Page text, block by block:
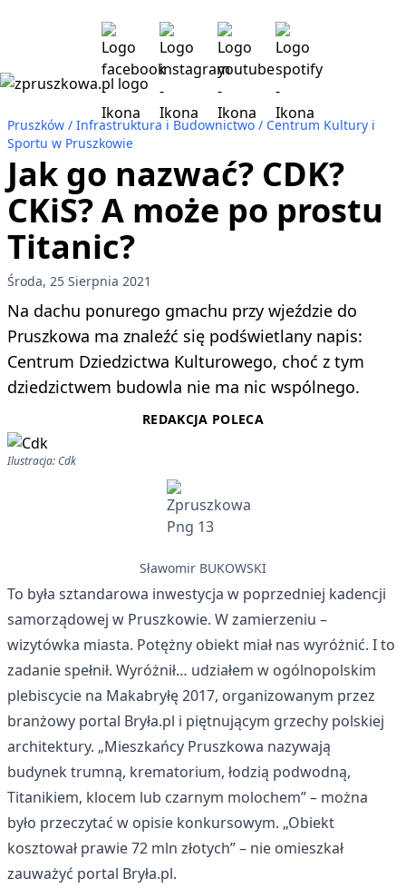
Pruszków Infrastruktura i Budownictwo
Centrum Kultury i
Sportu w Pruszkowie
Jak go nazwać? CDK?
CKiS? A może po prostu
Titanic?
Środa, 25 Sierpnia 2021
Na dachu ponurego gmachu przy wjeździe do
Pruszkowa ma znaleźć się podświetlany napis:
Centrum Dziedzictwa Kulturowego, choć z tym
dziedzictwem budowla nie ma nic wspólnego.
REDAKCJA POLECA
Ilustracja: Cdk
Sławomir BUKOWSKI
To była sztandarowa inwestycja w poprzedniej kadencji
samorządowej w Pruszkowie. W zamierzeniu –
wizytówka miasta. Potężny obiekt miał nas wyróżnić. I to
zadanie spełnił. Wyróżnił… udziałem w ogólnopolskim
plebiscycie na Makabryłę 2017, organizowanym przez
branżowy portal Bryła.pl i piętnującym grzechy polskiej
architektury. „Mieszkańcy Pruszkowa nazywają
budynek trumną, krematorium, łodzią podwodną,
Titanikiem, klocem lub czarnym molochem” – można
było przeczytać w opisie konkursowym. „Obiekt
kosztował prawie 72 mln złotych” – nie omieszkał
zauważyć portal Bryła.pl.